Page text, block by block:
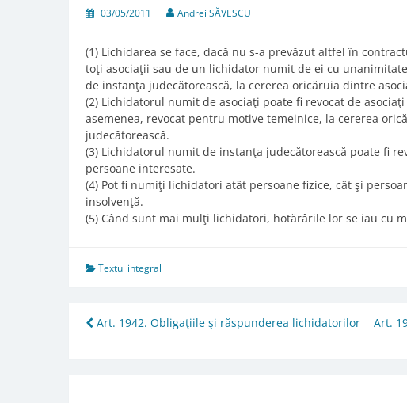
03/05/2011 Andrei SĂVESCU
(1) Lichidarea se face, dacă nu s-a prevăzut altfel în
toţi asociaţii sau de un lichidator numit de ei cu
de instanţa judecătorească, la cererea oricăruia dintre
(2) Lichidatorul numit de asociaţi poate fi revocat de
asemenea, revocat pentru motive temeinice, la cererea
judecătorească.
(3) Lichidatorul numit de instanţa judecătorească poate fi
persoane interesate.
(4) Pot fi numiţi lichidatori atât persoane fizice, cât şi
insolvenţă.
(5) Când sunt mai mulţi lichidatori, hotărârile lor se iau cu
Textul integral
Post
navigation
Art. 1942. Obligaţiile şi răspunderea lichidatorilor Art.